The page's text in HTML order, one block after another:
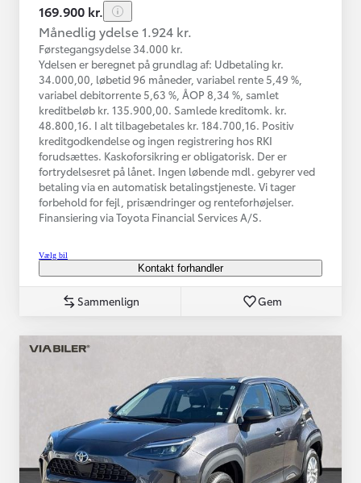
169.900 kr.
Månedlig ydelse 1.924 kr.
Førstegangsydelse 34.000 kr.
Ydelsen er beregnet på grundlag af: Udbetaling kr.
34.000,00, løbetid 96 måneder, variabel rente 5,49 %,
variabel debitorrente 5,63 %, ÅOP 8,34 %, samlet
kreditbeløb kr. 135.900,00. Samlede kreditomk. kr.
48.800,16. I alt tilbagebetales kr. 184.700,16. Positiv
kreditgodkendelse og ingen registrering hos RKI
forudsættes. Kaskoforsikring er obligatorisk. Der er
fortrydelsesret på lånet. Ingen løbende mdl. gebyrer ved
betaling via en automatisk betalingstjeneste. Vi tager
forbehold for fejl, prisændringer og renteforhøjelser.
Finansiering via Toyota Financial Services A/S.
Vælg bil
Kontakt forhandler
Sammenlign Gem